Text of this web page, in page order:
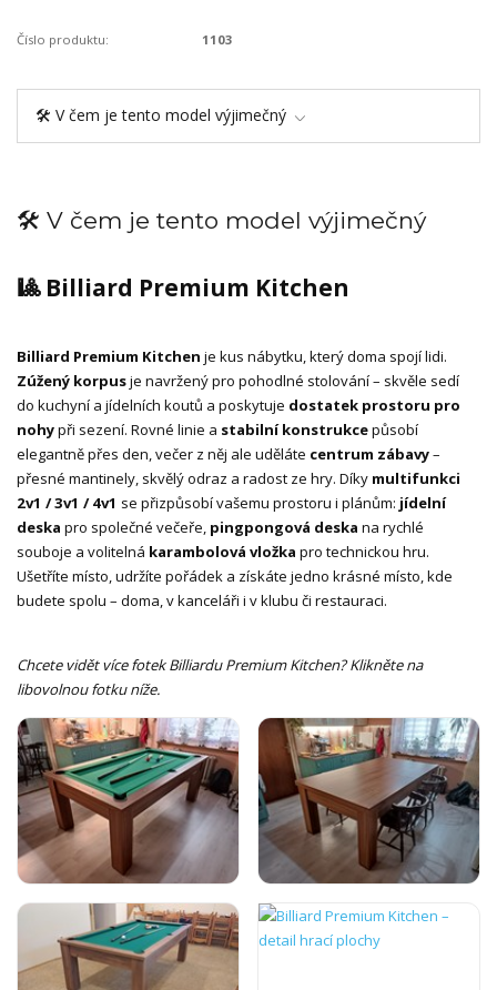
Číslo produktu: 1103
🛠️ V čem je tento model výjimečný
🛠️ V čem je tento model výjimečný
🎱 Billiard Premium Kitchen
Billiard Premium Kitchen je kus nábytku, který doma spojí lidi.
Zúžený korpusje navržený pro pohodlné stolování – skvěle sedí
do kuchyní a jídelních koutů a poskytuje dostatek prostoru pro
nohypři sezení. Rovné linie a stabilní konstrukcepůsobí
elegantně přes den, večer z něj ale uděláte centrum zábavy–
přesné mantinely, skvělý odraz a radost ze hry. Díky multifunkci
2v1 / 3v1 / 4v1 se přizpůsobí vašemu prostoru i plánům: jídelní
deska pro společné večeře, pingpongová deska na rychlé
souboje a volitelná karambolová vložka pro technickou hru.
Ušetříte místo, udržíte pořádek a získáte jedno krásné místo, kde
budete spolu – doma, v kanceláři i v klubu či restauraci.
Chcete vidět více fotek Billiardu Premium Kitchen? Klikněte na
libovolnou fotku níže.